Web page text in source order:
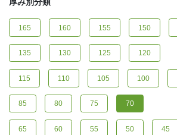
165 160 155 150
135 130 125 120
115 110 105 100
85 80 75 70
65 60 55 50 45